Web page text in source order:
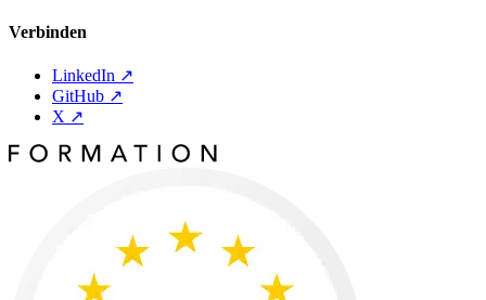
Verbinden
LinkedIn ↗
GitHub ↗
X ↗